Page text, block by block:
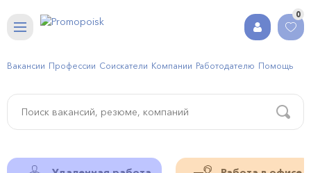
0
Вакансии Профессии Соискатели Компании Работодателю Помощь